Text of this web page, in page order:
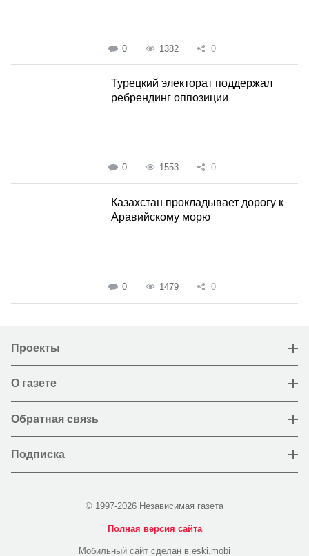
0 1382 0
Турецкий электорат поддержал
ребрендинг оппозиции
0 1553 0
Казахстан прокладывает дорогу к
Аравийскому морю
0 1479 0
Проекты
О газете
Обратная связь
Подписка
© 1997-2026 Независимая газета
Полная версия сайта
Мобильный сайт сделан в eski.mobi